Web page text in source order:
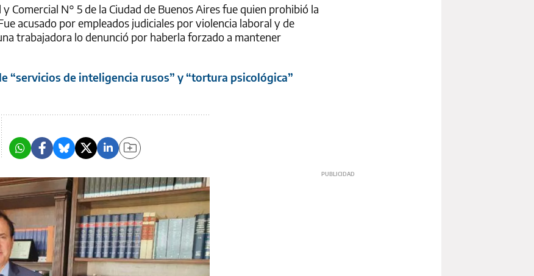
Comercial N° 5 de la Ciudad de Buenos Aires fue quien prohibió la
acusado por empleados judiciales por violencia laboral y de
trabajadora lo denunció por haberla forzado a mantener
“servicios de inteligencia rusos” y “tortura psicológica”